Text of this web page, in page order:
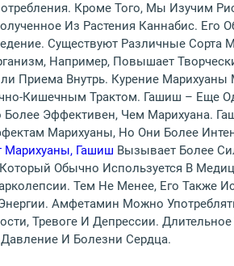
Кроме Того, Мы Изучим
Из Растения Каннабис.
Существуют Различные
Например, Повышает
Приема Внутрь. Курение
Кишечным Трактом. Гашиш – Еще
Эффективен, Чем Марихуана.
Марихуаны, Но Они Более
Марихуаны, Гашиш Вызывает Более
Который Обычно Используется В
Тем Не Менее, Его Также
Амфетамин Можно
Тревоге И Депрессии.
И Болезни Сердца.